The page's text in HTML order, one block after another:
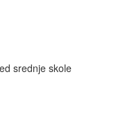
srednje skole